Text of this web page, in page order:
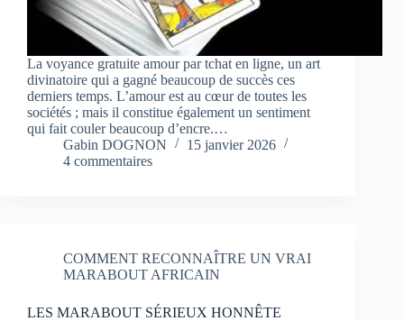
La voyance gratuite amour par tchat en ligne, un art
divinatoire qui a gagné beaucoup de succès ces
derniers temps. L’amour est au cœur de toutes les
sociétés ; mais il constitue également un sentiment
qui fait couler beaucoup d’encre.…
Gabin DOGNON
15 janvier 2026
4 commentaires
COMMENT RECONNAÎTRE UN VRAI
MARABOUT AFRICAIN
LES MARABOUT SÉRIEUX HONNÊTE